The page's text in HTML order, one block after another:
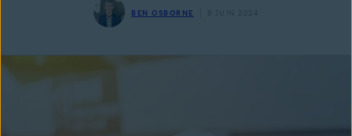
BEN OSBORNE 6 JUIN 2024